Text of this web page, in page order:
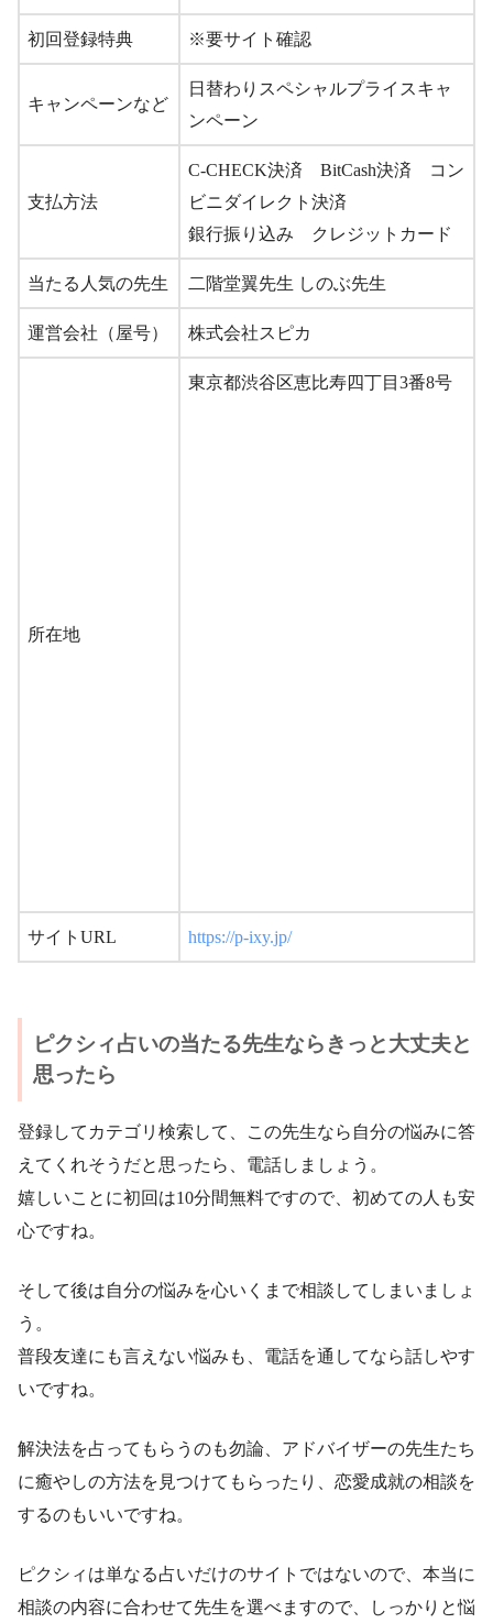
初回登録特典 ※要サイト確認
キャンペーンなど
日替わりスペシャルプライスキャ
ンペーン
支払方法
C-CHECK決済 BitCash決済 コン
ビニダイレクト決済
銀行振り込み クレジットカード
当たる人気の先生 二階堂翼先生 しのぶ先生
運営会社（屋号） 株式会社スピカ
所在地
東京都渋谷区恵比寿四丁目3番8号
サイトURL https://p-ixy.jp/
ピクシィ占いの当たる先生ならきっと大丈夫と
思ったら
登録してカテゴリ検索して、この先生なら自分の悩みに答
えてくれそうだと思ったら、電話しましょう。
嬉しいことに初回は10分間無料ですので、初めての人も安
心ですね。
そして後は自分の悩みを心いくまで相談してしまいましょ
う。
普段友達にも言えない悩みも、電話を通してなら話しやす
いですね。
解決法を占ってもらうのも勿論、アドバイザーの先生たち
に癒やしの方法を見つけてもらったり、恋愛成就の相談を
するのもいいですね。
ピクシィは単なる占いだけのサイトではないので、本当に
相談の内容に合わせて先生を選べますので、しっかりと悩